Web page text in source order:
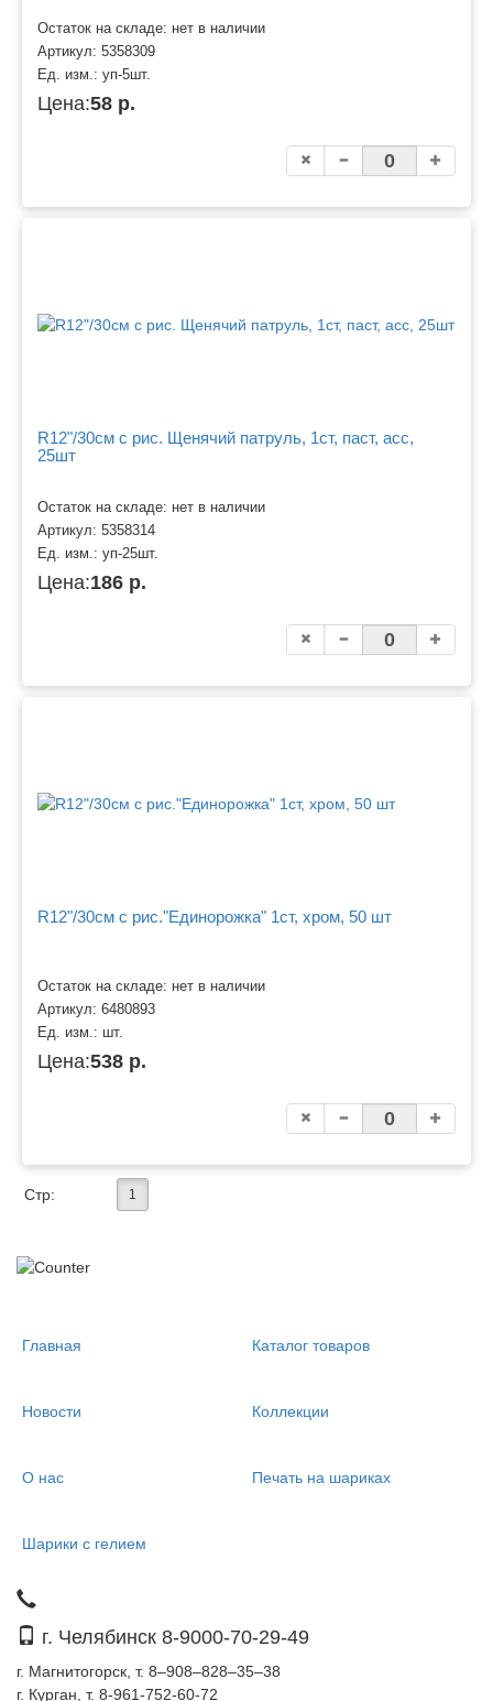
Остаток на складе: нет в наличии
Артикул: 5358309
Ед. изм.: уп-5шт.
Цена:58 р.
R12"/30см с рис. Щенячий патруль, 1ст, паст, асс,
25шт
Остаток на складе: нет в наличии
Артикул: 5358314
Ед. изм.: уп-25шт.
Цена:186 р.
R12"/30см с рис."Единорожка" 1ст, хром, 50 шт
Остаток на складе: нет в наличии
Артикул: 6480893
Ед. изм.: шт.
Цена:538 р.
Стр: 1
Главная Каталог товаров
Новости Коллекции
О нас Печать на шариках
Шарики с гелием
г. Челябинск 8-9000-70-29-49
г. Магнитогорск, т. 8–908–828–35–38
г. Курган, т. 8-961-752-60-72